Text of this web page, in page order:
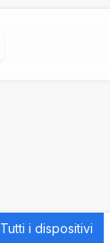
Tutti i dispositivi